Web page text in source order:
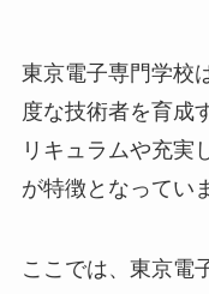
東京電子専門学校
度な技術者を育成
リキュラムや充実
が特徴となってい
ここでは、東京電